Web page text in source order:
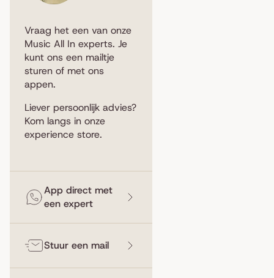
Vraag het een van onze
Music All In experts. Je
kunt ons een mailtje
sturen of met ons
appen.
Liever persoonlijk advies?
Kom langs in onze
experience store.
App direct met
een expert
Stuur een mail